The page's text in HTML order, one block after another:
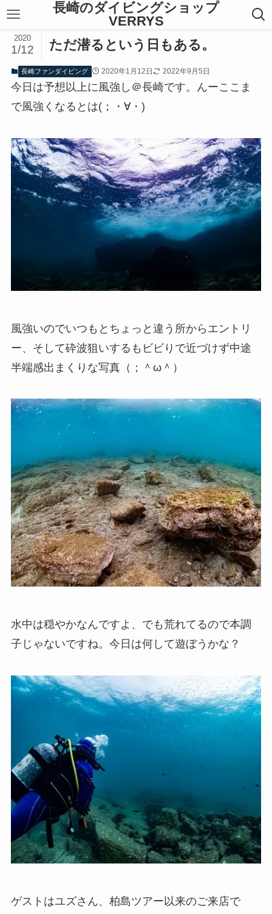
長崎のダイビングショップ
VERRYS
ただ潜るという日もある。
2020
1/12
長崎ファンダイビング 2020年1月12日 2022年9月5日
今日は予想以上に風強し＠長崎です。んーここま
で風強くなるとは(；・∀・)
風強いのでいつもとちょっと違う所からエントリ
ー、そして砕波狙いするもビビりで近づけず中途
半端感出まくりな写真（；＾ω＾）
水中は穏やかなんですよ、でも荒れてるので本調
子じゃないですね。今日は何して遊ぼうかな？
ゲストはユズさん、柏島ツアー以来のご来店で